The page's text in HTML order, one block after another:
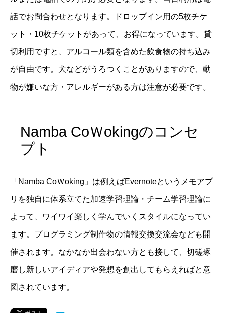
話でお問合わせとなります。ドロップイン用の5枚チケ
ット・10枚チケットがあって、お得になっています。貸
切利用ですと、アルコール類を含めた飲食物の持ち込み
が自由です。犬などがうろつくことがありますので、動
物が嫌いな方・アレルギーがある方は注意が必要です。
Namba CoＷokingのコンセ
プト
「Namba CoＷoking」は例えばEvernoteというメモアプ
リを独自に体系立てた加速学習理論・チーム学習理論に
よって、ワイワイ楽しく学んでいくスタイルになってい
ます。プログラミング制作物の情報交換交流会なども開
催されます。なかなか出会わない方とも接して、切磋琢
磨し新しいアイディアや発想を創出してもらえればと意
図されています。